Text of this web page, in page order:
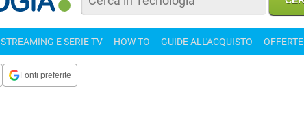
STREAMING E SERIE TV HOW TO GUIDE ALL'ACQUISTO OFFERTE
Fonti preferite